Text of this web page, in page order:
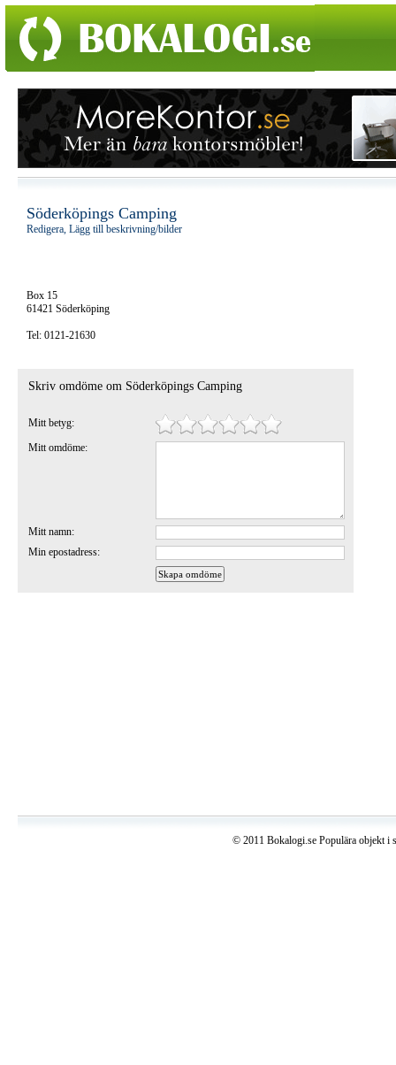
Söderköpings Camping
Redigera, Lägg till beskrivning/bilder
Box 15
61421 Söderköping
Tel: 0121-21630
Skriv omdöme om Söderköpings Camping
Mitt betyg:
Mitt omdöme:
Mitt namn:
Min epostadress:
© 2011 Bokalogi.se Populära objekt i